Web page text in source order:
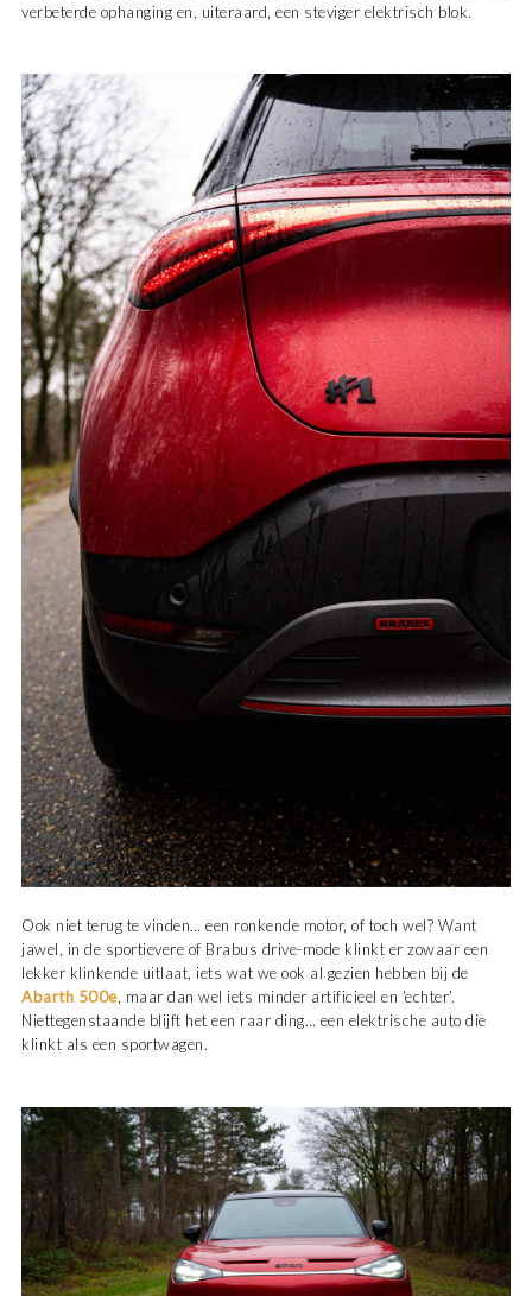
verbeterde ophanging en, uiteraard, een steviger elektrisch blok.
Ook niet terug te vinden… een ronkende motor, of toch wel? Want
jawel, in de sportievere of Brabus drive-mode klinkt er zowaar een
lekker klinkende uitlaat, iets wat we ook al gezien hebben bij de
Abarth 500e, maar dan wel iets minder artificieel en ‘echter’.
Niettegenstaande blijft het een raar ding… een elektrische auto die
klinkt als een sportwagen.